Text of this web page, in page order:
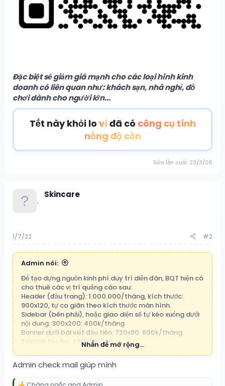
Đặc biệt sẽ giảm giá mạnh cho các loại hình kinh
doanh có liên quan như: khách sạn, nhà nghỉ, đồ
chơi dành cho người lớn...
Tết này khỏi lo vì đã có công cụ tính
nồng độ cồn
Sửa lần cuối: 23/3/26
Skincare
1/7/22 #2
Admin nói:
Để tạo dựng nguồn kinh phí duy trì diễn đàn, BQT hiện có
cho thuê các vị trí quảng cáo sau:
Header (đầu trang): 1.000.000/tháng, kích thước:
900x120, tự co giãn theo kích thước màn hình.
Sidebar (bên phải), hoặc giao diện sẽ tự kéo xuống dưới
nội dung: 300x200: 400k/tháng
Banner dưới bài viết đầu tiên: 720x90: 600k/tháng.
Textlink footer: 200k/tháng.
Tất cả các vị trí đều hiện allpage (tất cả các trang)
Nhấn để mở rộng...
Admin check mail giúp mình